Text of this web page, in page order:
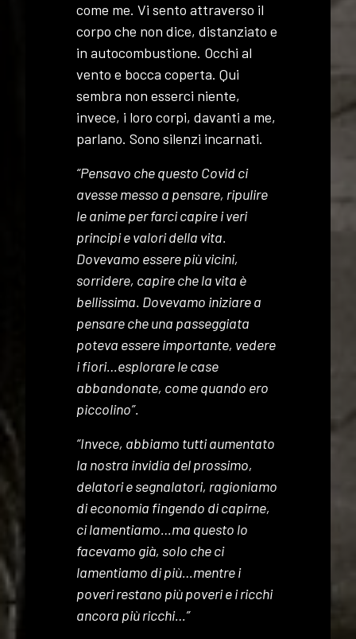
come me. Vi sento attraverso il
corpo che non dice, distanziato e
in autocombustione. Occhi al
vento e bocca coperta. Qui
sembra non esserci niente,
invece, i loro corpi, davanti a me,
parlano. Sono silenzi incarnati.
“Pensavo che questo Covid ci
avesse messo a pensare, ripulire
le anime per farci capire i veri
principi e valori della vita.
Dovevamo essere più vicini,
sorridere, capire che la vita è
bellissima. Dovevamo iniziare a
pensare che una passeggiata
poteva essere importante, vedere
i fiori…esplorare le case
abbandonate, come quando ero
piccolino”.
“Invece, abbiamo tutti aumentato
la nostra invidia del prossimo,
delatori e segnalatori, ragioniamo
di economia fingendo di capirne,
ci lamentiamo…ma questo lo
facevamo già, solo che ci
lamentiamo di più…mentre i
poveri restano più poveri e i ricchi
ancora più ricchi…”